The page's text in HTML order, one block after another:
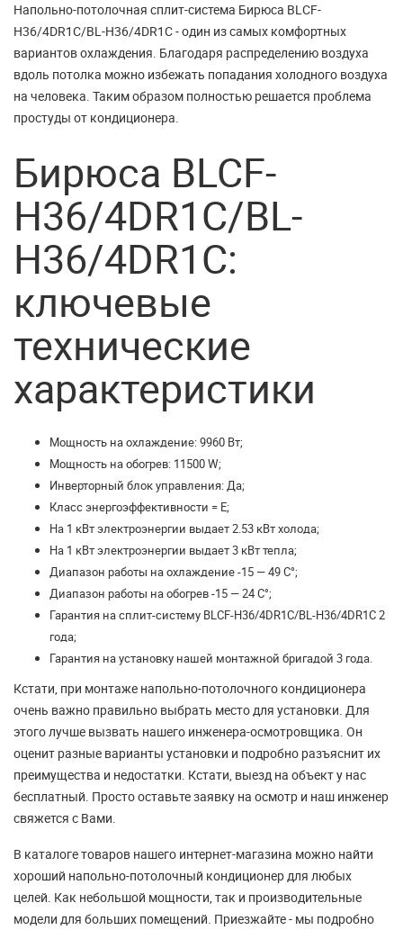
Напольно-потолочная сплит-система Бирюса BLCF-
H36/4DR1C/BL-H36/4DR1C - один из самых комфортных
вариантов охлаждения. Благодаря распределению воздуха
вдоль потолка можно избежать попадания холодного воздуха
на человека. Таким образом полностью решается проблема
простуды от кондиционера.
Бирюса BLCF-
H36/4DR1C/BL-
H36/4DR1C:
ключевые
технические
характеристики
Мощность на охлаждение: 9960 Вт;
Мощность на обогрев: 11500 W;
Инверторный блок управления: Да;
Класс энергоэффективности = Е;
На 1 кВт электроэнергии выдает 2.53 кВт холода;
На 1 кВт электроэнергии выдает 3 кВт тепла;
Диапазон работы на охлаждение -15 — 49 С°;
Диапазон работы на обогрев -15 — 24 С°;
Гарантия на сплит-систему BLCF-H36/4DR1C/BL-H36/4DR1C 2
года;
Гарантия на установку нашей монтажной бригадой 3 года.
Кстати, при монтаже напольно-потолочного кондиционера
очень важно правильно выбрать место для установки. Для
этого лучше вызвать нашего инженера-осмотровщика. Он
оценит разные варианты установки и подробно разъяснит их
преимущества и недостатки. Кстати, выезд на объект у нас
бесплатный. Просто оставьте заявку на осмотр и наш инженер
свяжется с Вами.
В каталоге товаров нашего интернет-магазина можно найти
хороший напольно-потолочный кондиционер для любых
целей. Как небольшой мощности, так и производительные
модели для больших помещений. Приезжайте - мы подробно